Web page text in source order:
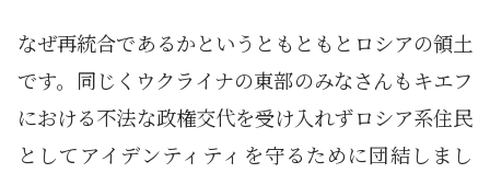
なぜ再統合であるかというともともとロシアの領土
です。同じくウクライナの東部のみなさんもキエフ
における不法な政権交代を受け入れずロシア系住民
としてアイデンティティを守るために団結しまし